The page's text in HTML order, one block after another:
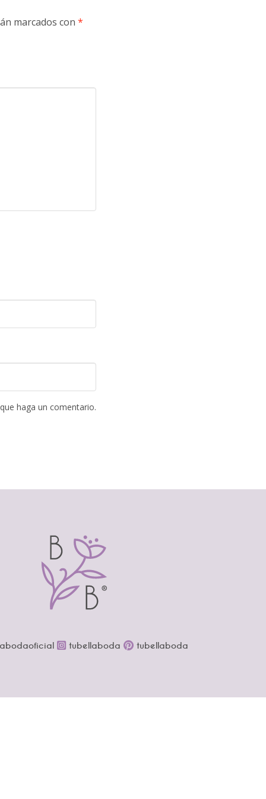
marcados con*
haga un comentario.
tubellaboda tubellaboda